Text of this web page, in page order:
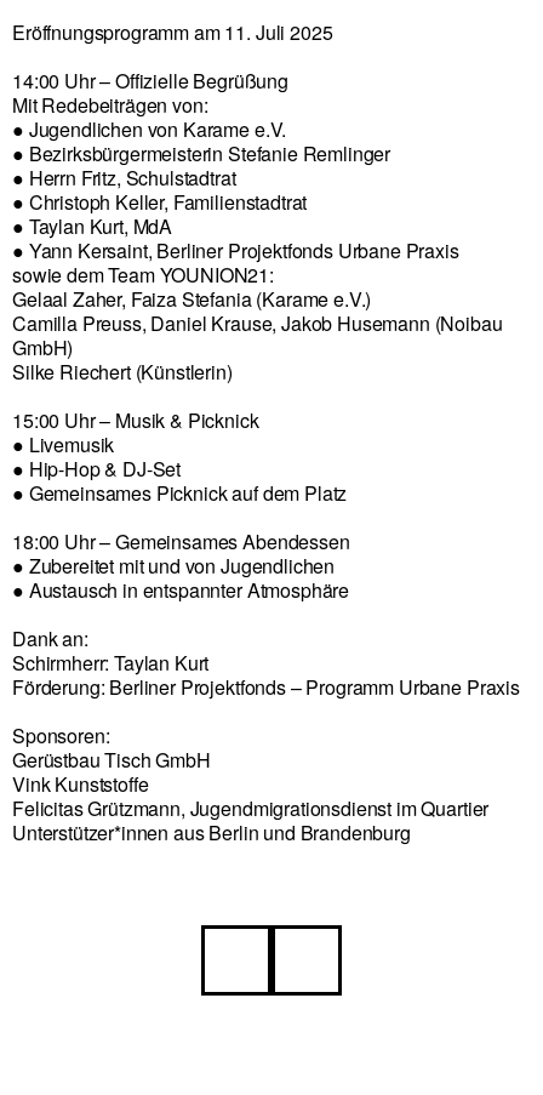
Eröffnungsprogramm am 11. Juli 2025
14:00 Uhr – Offizielle Begrüßung
Mit Redebeiträgen von:
● Jugendlichen von Karame e.V.
● Bezirksbürgermeisterin Stefanie Remlinger
● Herrn Fritz, Schulstadtrat
● Christoph Keller, Familienstadtrat
● Taylan Kurt, MdA
● Yann Kersaint, Berliner Projektfonds Urbane Praxis
sowie dem Team YOUNION21:
Gelaal Zaher, Faiza Stefania (Karame e.V.)
Camilla Preuss, Daniel Krause, Jakob Husemann (Noibau
GmbH)
Silke Riechert (Künstlerin)
15:00 Uhr – Musik & Picknick
● Livemusik
● Hip-Hop & DJ-Set
● Gemeinsames Picknick auf dem Platz
18:00 Uhr – Gemeinsames Abendessen
● Zubereitet mit und von Jugendlichen
● Austausch in entspannter Atmosphäre
Dank an:
Schirmherr: Taylan Kurt
Förderung: Berliner Projektfonds – Programm Urbane Praxis
Sponsoren:
Gerüstbau Tisch GmbH
Vink Kunststoffe
Felicitas Grützmann, Jugendmigrationsdienst im Quartier
Unterstützer*innen aus Berlin und Brandenburg
Beitragsnavigation